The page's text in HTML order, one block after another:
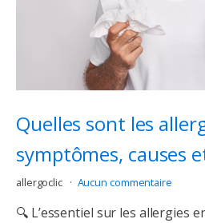
Quelles sont les
symptômes, causes
allergoclic Aucun commentaire
🔍 L’essentiel sur les allergies